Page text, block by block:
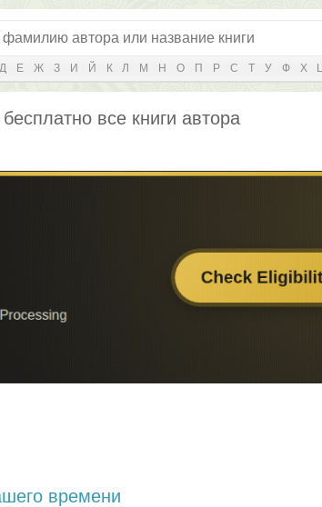
Д Е Ж З И Й К Л М Н О П Р С Т У Ф Х
бесплатно все книги автора
времени